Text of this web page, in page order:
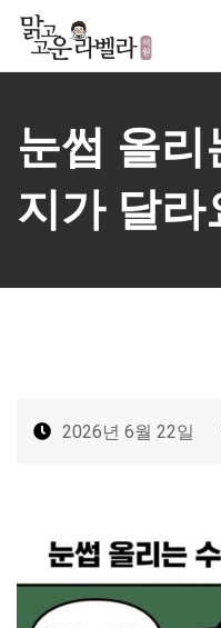
Skip
content
눈썹 올리
지가 달라
2026년 6월 22일